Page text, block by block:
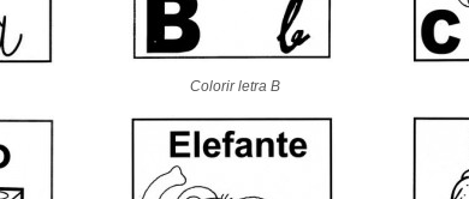
Colorir letra B